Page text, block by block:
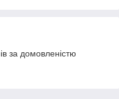
за домовленістю